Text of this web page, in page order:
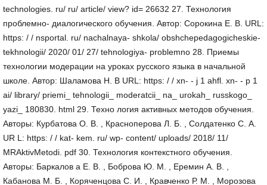
technologies. ru/ ru/ article/ view? id= 26632 27. Технология
проблемно- диалогического обучения. Автор: Сорокина Е. В. URL:
https: / / nsportal. ru/ nachalnaya- shkola/ obshchepedagogicheskie-
tekhnologii/ 2020/ 01/ 27/ tehnologiya- problemno 28. Приемы
технологии модерации на уроках русского языка в начальной
школе. Автор: Шаламова Н. В URL: https: / / xn- - j 1 ahfl. xn- - p 1
ai/ library/ priemi_ tehnologii_ moderatcii_ na_ urokah_ russkogo_
yazi_ 180830. html 29. Техно логия активных методов обучения.
Авторы: Курбатова О. В. , Красноперова Л. Б. , Солдатенко С. А.
UR L: https: / / kat- kem. ru/ wp- content/ uploads/ 2018/ 11/
MRAktivMetodi. pdf 30. Технология контекстного обучения.
Авторы: Баркалов а Е. В. , Боброва Ю. М. , Еремин А. В. ,
Кабанова М. Б. , Коряченцова С. И. , Кравченко Р. М. , Морозова